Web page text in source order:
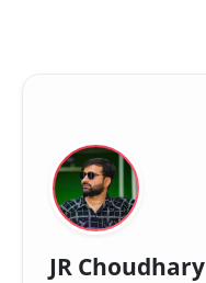
JR Choudhary